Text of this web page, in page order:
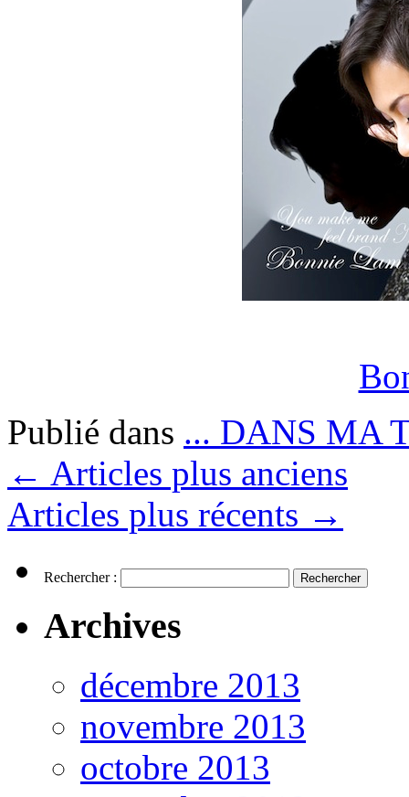
Publié dans ... DANS MA
← Articles plus anciens
Articles plus récents →
Rechercher :
Archives
décembre 2013
novembre 2013
octobre 2013